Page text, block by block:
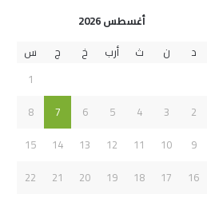
أغسطس 2026
د
ن ث أرب خ ج
س
1
2
3
4
5
6
7
8
9
10
11
12
13
14
15
16
17
18
19
20
21
22